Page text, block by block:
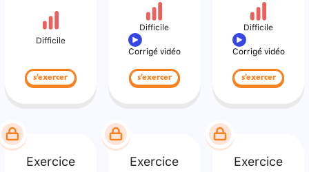
Difficile
s'exercer
Difficile
Corrigé vidéo
s'exercer
Difficile
Corrigé vidéo
s'exercer
Exercice Exercice Exercice